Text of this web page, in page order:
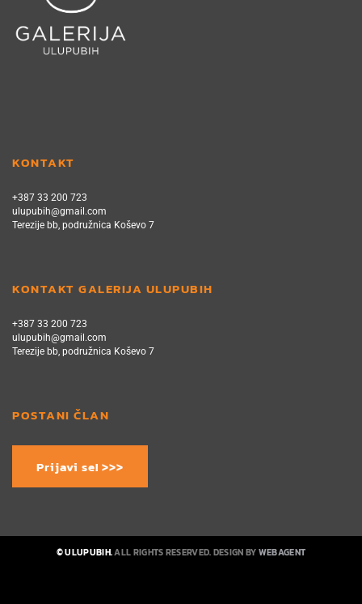
KONTAKT
+387 33 200 723
ulupubih@gmail.com
Terezije bb, podružnica Koševo 7
KONTAKT GALERIJA ULUPUBIH
+387 33 200 723
ulupubih@gmail.com
Terezije bb, podružnica Koševo 7
POSTANI ČLAN
Prijavi se! >>>
© ULUPUBIH.ALL RIGHTS RESERVED. DESIGN BYWEBAGENT